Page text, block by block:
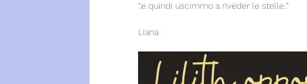
“.e quindi uscimmo a riveder le stelle..”
Liana